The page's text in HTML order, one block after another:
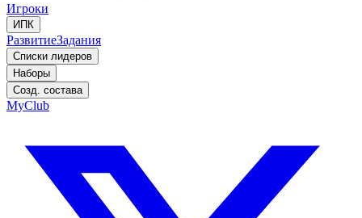
Игроки
ИПК
РазвитиеЗадания
Списки лидеров
Наборы
Созд. состава
MyClub